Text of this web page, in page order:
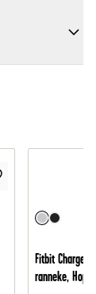
Fitbit Charge 5
ranneke, Hopea